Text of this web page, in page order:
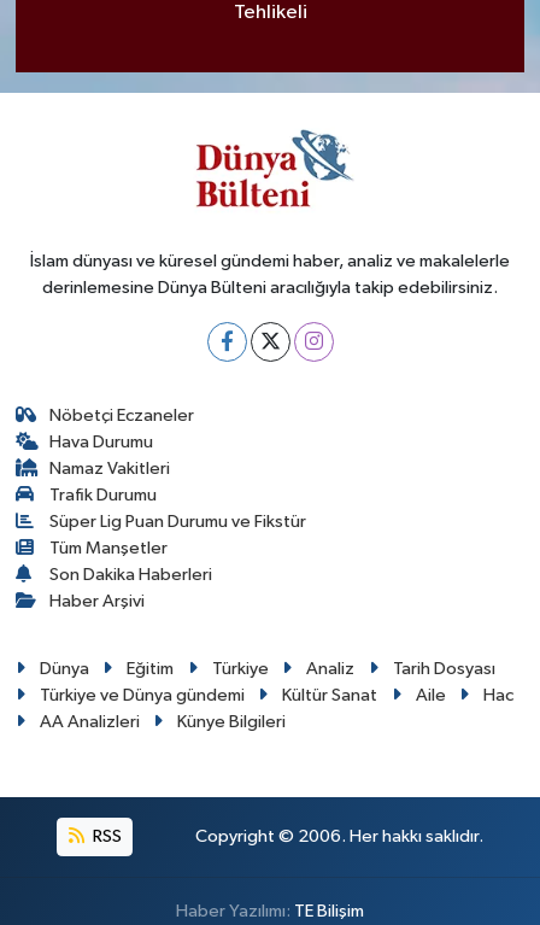
Tehlikeli
İslam dünyası ve küresel gündemi haber, analiz ve makalelerle
derinlemesine Dünya Bülteni aracılığıyla takip edebilirsiniz.
Nöbetçi Eczaneler
Hava Durumu
Namaz Vakitleri
Trafik Durumu
Süper Lig Puan Durumu ve Fikstür
Tüm Manşetler
Son Dakika Haberleri
Haber Arşivi
Dünya Eğitim Türkiye Analiz
Tarih Dosyası
Türkiye ve Dünya gündemi
Kültür Sanat Aile
Hac
AA Analizleri
Künye Bilgileri
RSS Copyright © 2006. Her hakkı saklıdır.
Haber Yazılımı: TE Bilişim